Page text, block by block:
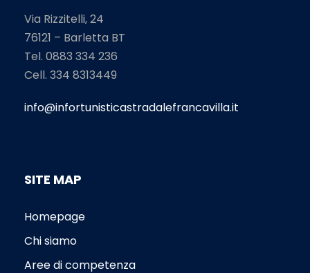
Via Rizzitelli, 24
76121 – Barletta BT
Tel. 0883 334 236
Cell. 334 8313449
info@infortunisticastradalefrancavilla.it
SITE MAP
Homepage
Chi siamo
Aree di competenza